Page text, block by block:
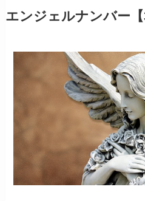
エンジェルナンバー